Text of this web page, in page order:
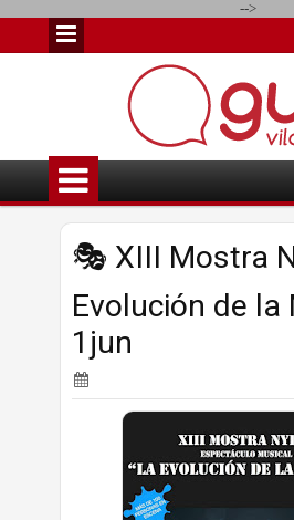
-->
🎭 XIII Mostra
Evolución de la
1jun